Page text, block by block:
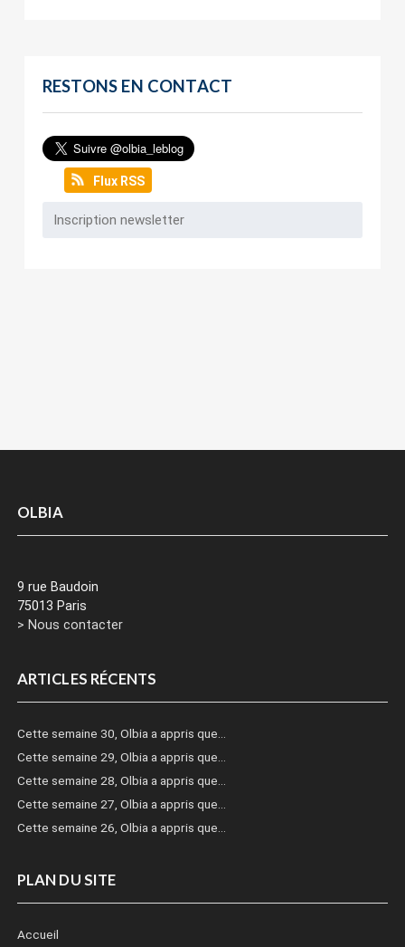
RESTONS EN CONTACT
Flux RSS
OLBIA
9 rue Baudoin
75013 Paris
> Nous contacter
ARTICLES RÉCENTS
Cette semaine 30, Olbia a appris que…
Cette semaine 29, Olbia a appris que…
Cette semaine 28, Olbia a appris que…
Cette semaine 27, Olbia a appris que…
Cette semaine 26, Olbia a appris que…
PLAN DU SITE
Accueil